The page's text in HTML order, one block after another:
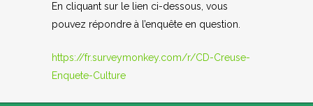
En cliquant sur le lien ci-dessous, vous
pouvez répondre à l’enquête en question.
https://fr.surveymonkey.com/r/CD-Creuse-
Enquete-Culture